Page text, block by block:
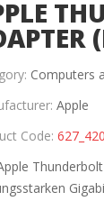
Computers
Apple
Code: